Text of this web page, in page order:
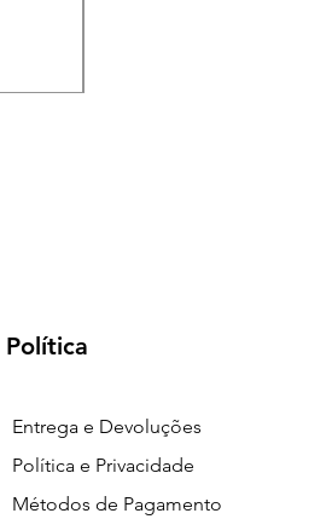
Política
Entrega e Devoluções
Política e Privacidade
Métodos de Pagamento